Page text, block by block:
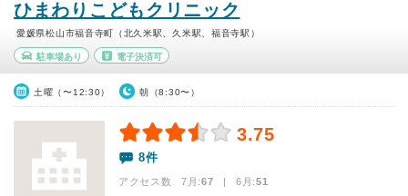
ひまわりこどもクリニック
愛媛県松山市福音寺町（北久米駅、久米駅、福音寺駅）
駐車場あり 電子決済可
土曜（〜12:30） 朝（8:30〜）
3.75
8件
アクセス数 7月:67 | 6月:51